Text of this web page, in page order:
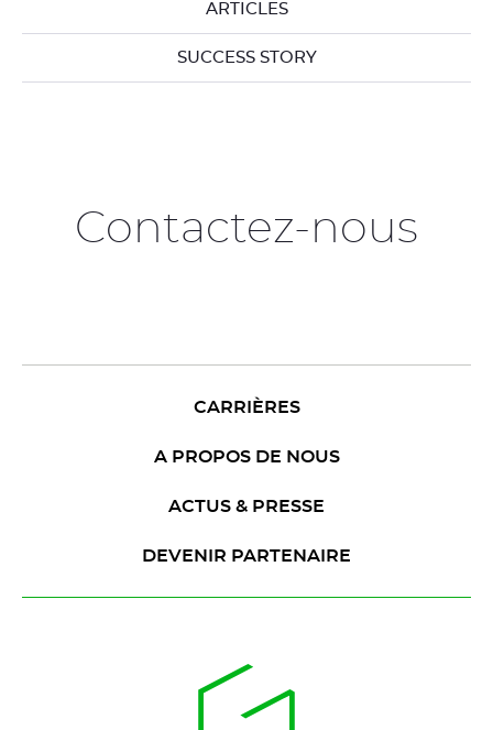
ARTICLES
SUCCESS STORY
Contactez-nous
CARRIÈRES
A PROPOS DE NOUS
ACTUS & PRESSE
DEVENIR PARTENAIRE